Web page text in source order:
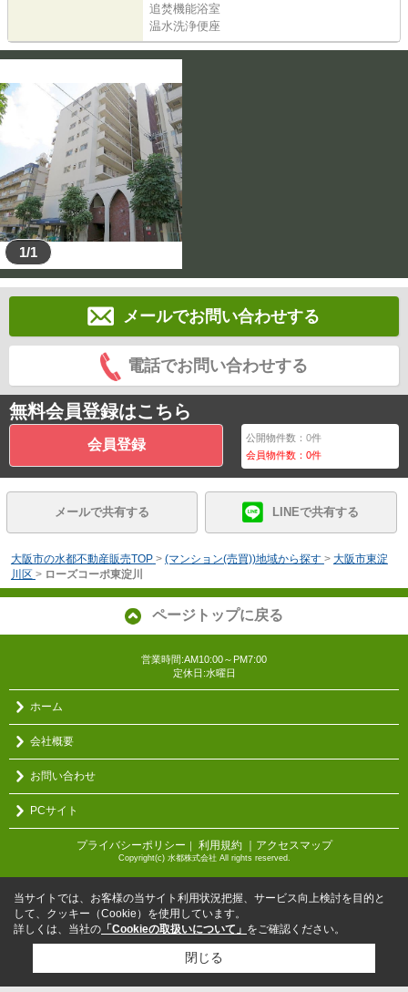
追焚機能浴室
温水洗浄便座
1/1
メールでお問い合わせする
電話でお問い合わせする
無料会員登録はこちら
会員登録 公開物件数：0件
会員物件数：0件
メールで共有する LINEで共有する
大阪市の水都不動産販売TOP > (マンション(売買))地域から探す > 大阪市東淀
川区 > ローズコーポ東淀川
ページトップに戻る
営業時間:AM10:00～PM7:00
定休日:水曜日
ホーム
会社概要
お問い合わせ
PCサイト
プライバシーポリシー ｜ 利用規約 ｜アクセスマップ
Copyright(c) 水都株式会社 All rights reserved.
当サイトでは、お客様の当サイト利用状況把握、サービス向上検討を目的と
して、クッキー（Cookie）を使用しています。
詳しくは、当社の 「Cookieの取扱いについて」 をご確認ください。
閉じる